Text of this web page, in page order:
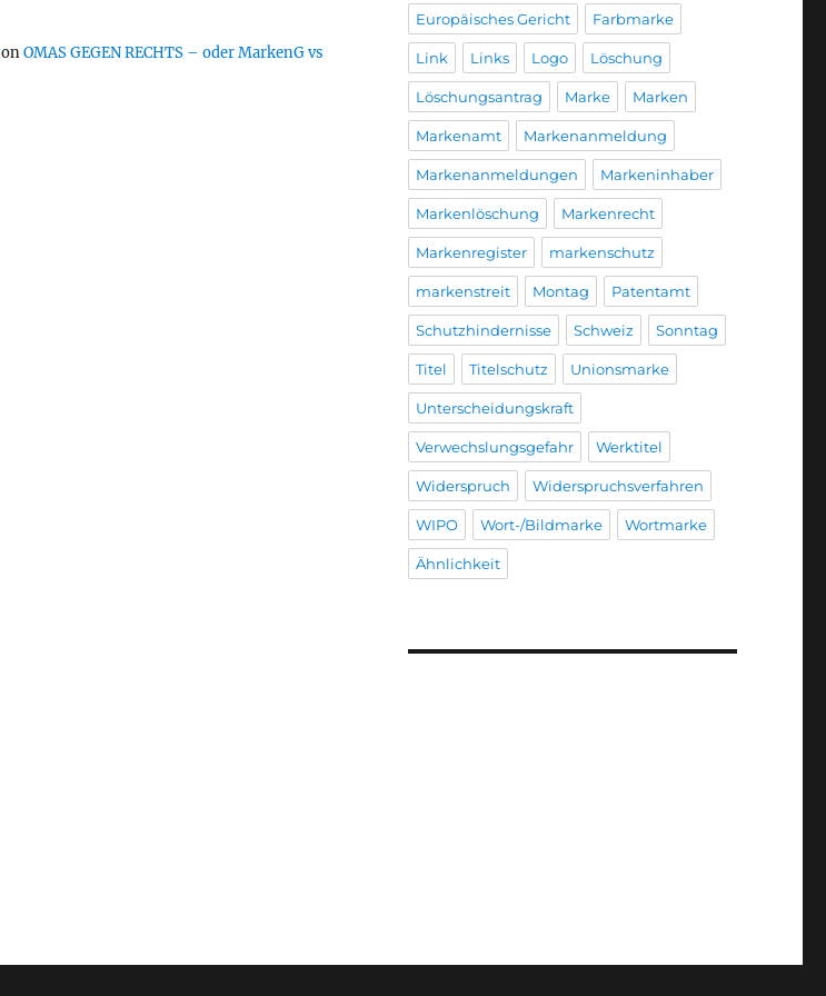
onOMAS GEGEN RECHTS – oder MarkenG vs
Europäisches Gericht Farbmarke
Link Links Logo Löschung
Löschungsantrag Marke Marken
Markenamt Markenanmeldung
Markenanmeldungen Markeninhaber
Markenlöschung Markenrecht
Markenregister markenschutz
markenstreit Montag Patentamt
Schutzhindernisse Schweiz Sonntag
Titel Titelschutz Unionsmarke
Unterscheidungskraft
Verwechslungsgefahr Werktitel
Widerspruch Widerspruchsverfahren
WIPO Wort-/Bildmarke Wortmarke
Ähnlichkeit